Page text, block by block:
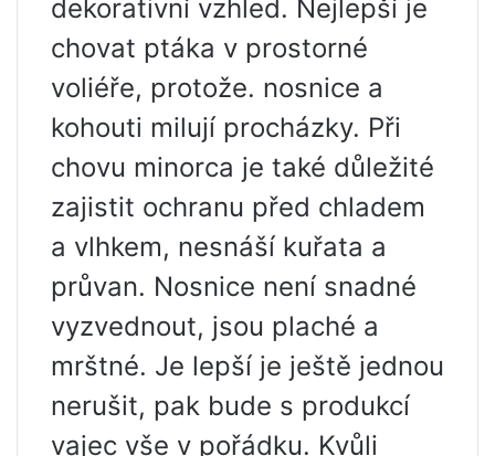
dekorativní vzhled. Nejlepší je
chovat ptáka v prostorné
voliéře, protože. nosnice a
kohouti milují procházky. Při
chovu minorca je také důležité
zajistit ochranu před chladem
a vlhkem, nesnáší kuřata a
průvan. Nosnice není snadné
vyzvednout, jsou plaché a
mrštné. Je lepší je ještě jednou
nerušit, pak bude s produkcí
vajec vše v pořádku. Kvůli